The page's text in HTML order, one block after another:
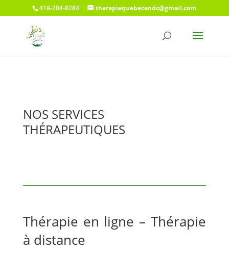
418-204-8284 therapiequebecandc@gmail.com
NOS SERVICES
THÉRAPEUTIQUES
Thérapie en ligne – Thérapie
à distance